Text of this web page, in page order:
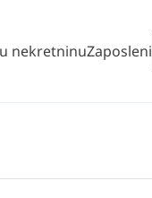
nekretninuZaposleni